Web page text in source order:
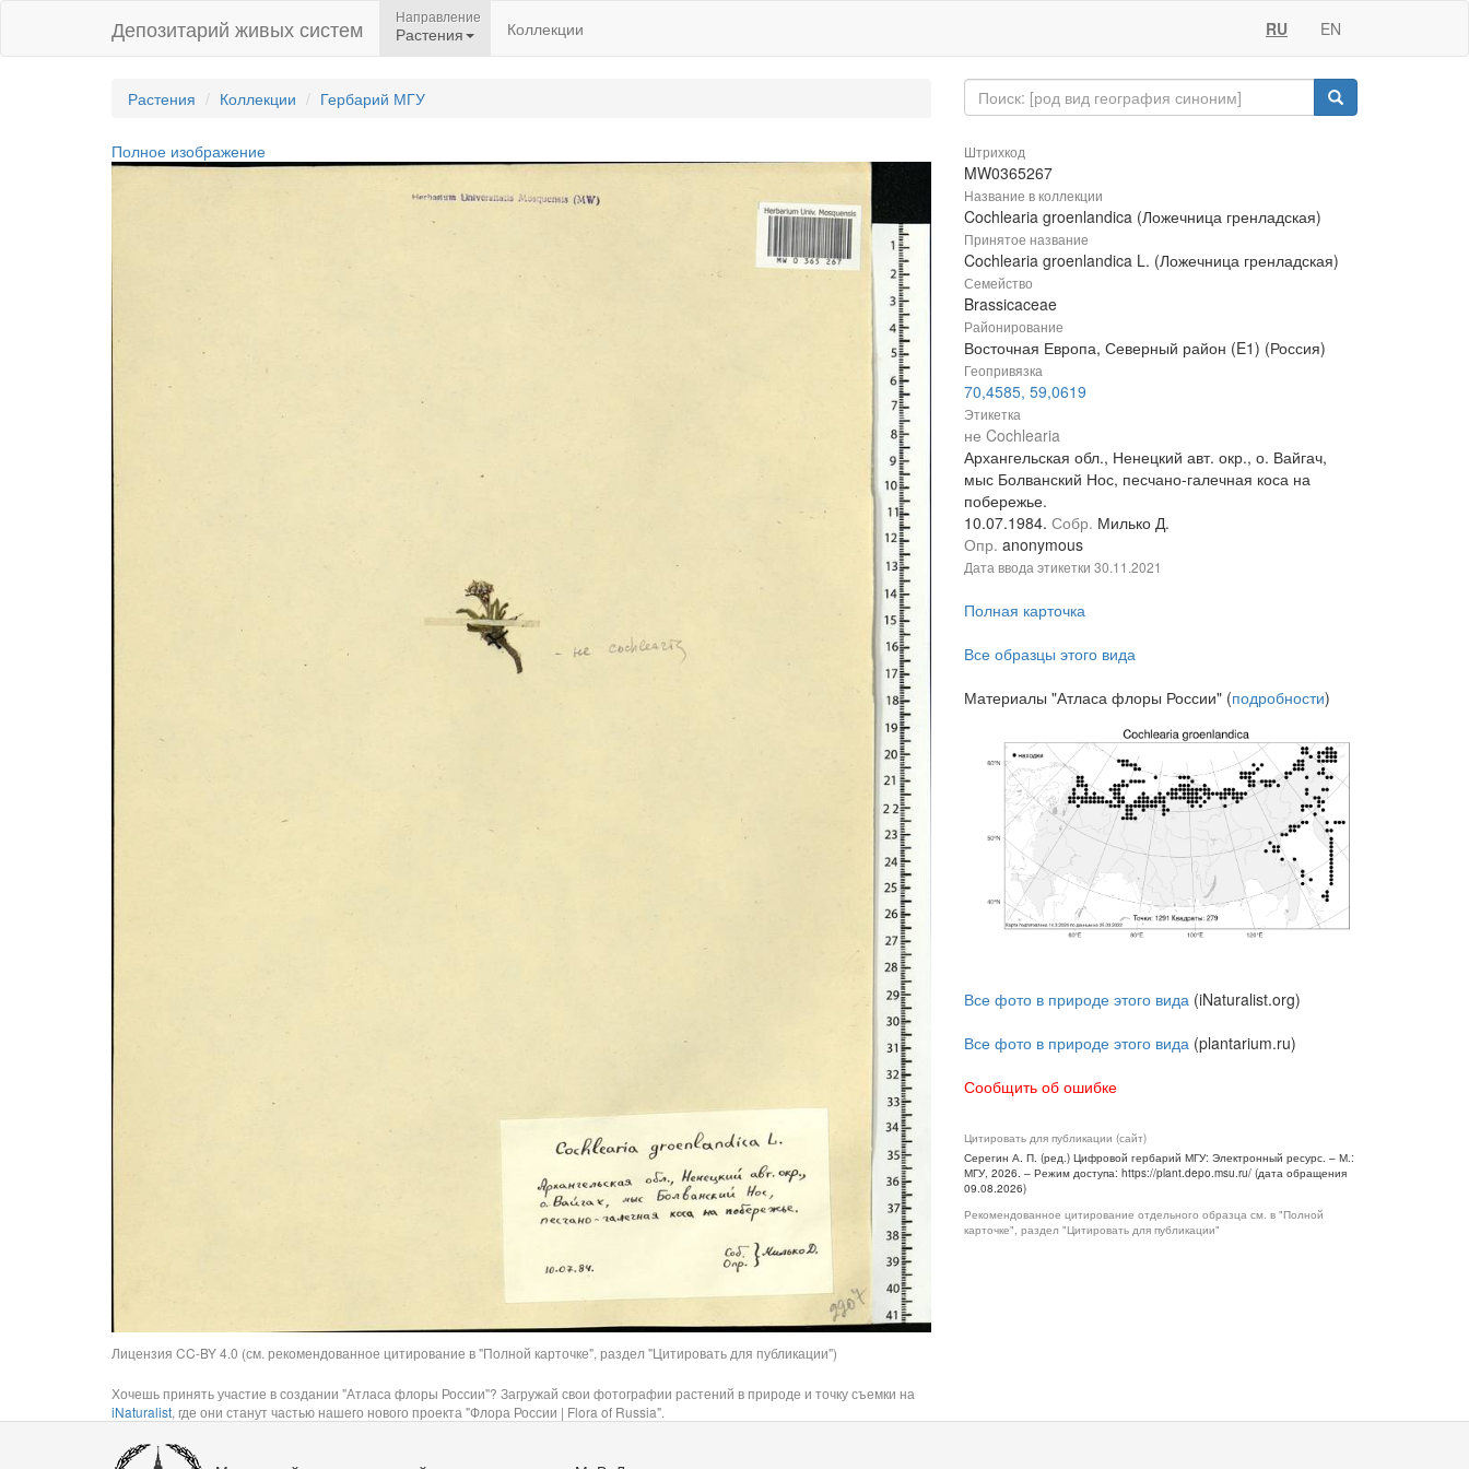
Депозитарий живых систем Направление
Растения Коллекции RU EN
Растения Коллекции Гербарий МГУ
Полное изображение
Лицензия CC-BY 4.0 (см. рекомендованное цитирование в "Полной карточке", раздел "Цитировать для публикации")
Хочешь принять участие в создании "Атласа флоры России"? Загружай свои фотографии растений в природе и точку съемки на
iNaturalist, где они станут частью нашего нового проекта "Флора России | Flora of Russia".
Штрихкод
MW0365267
Название в коллекции
Cochlearia groenlandica (Ложечница гренладская)
Принятое название
Cochlearia groenlandica L. (Ложечница гренладская)
Семейство
Brassicaceae
Районирование
Восточная Европа, Северный район (E1) (Россия)
Геопривязка
70,4585, 59,0619
Этикетка
не Cochlearia
Архангельская обл., Ненецкий авт. окр., о. Вайгач,
мыс Болванский Нос, песчано-галечная коса на
побережье.
10.07.1984. Собр. Милько Д.
Опр. anonymous
Дата ввода этикетки 30.11.2021
Полная карточка
Все образцы этого вида
Материалы "Атласа флоры России" (подробности)
Все фото в природе этого вида (iNaturalist.org)
Все фото в природе этого вида (plantarium.ru)
Сообщить об ошибке
Цитировать для публикации (сайт)
Серегин А. П. (ред.) Цифровой гербарий МГУ: Электронный ресурс. – М.:
МГУ, 2026. – Режим доступа: https://plant.depo.msu.ru/ (дата обращения
09.08.2026)
Рекомендованное цитирование отдельного образца см. в "Полной
карточке", раздел "Цитировать для публикации"